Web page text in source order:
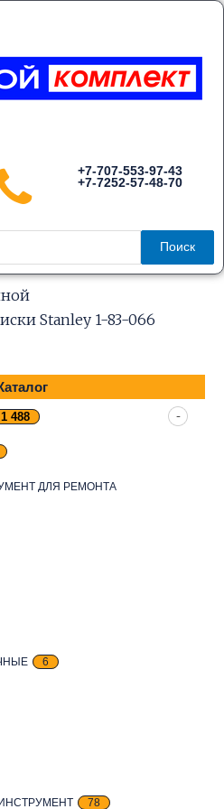
+7-707-553-97-43
+7-7252-57-48-70
Поиск
Stanley 1-83-066
1 488
ДЛЯ РЕМОНТА
6
78